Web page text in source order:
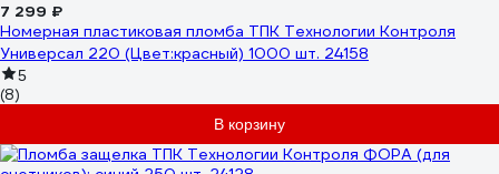
7 299 ₽
Номерная пластиковая пломба ТПК Технологии Контроля
Универсал 220 (Цвет:красный) 1000 шт. 24158
5
(8)
В корзину